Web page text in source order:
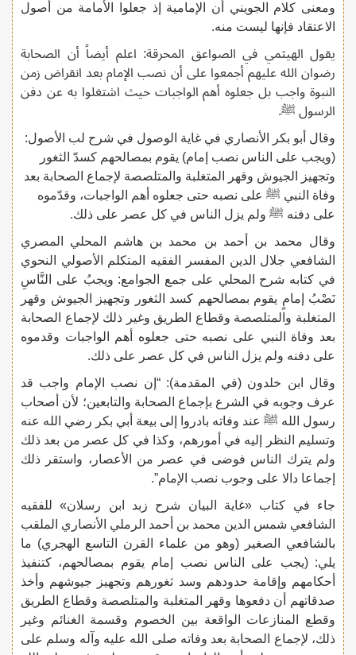
ومعنى كلام الجويني أن الإمامية إذ جعلوا الأمامة من أصول
الاعتقاد فإنها ليست منه.
يقول الهيثمي في الصواعق المحرقة: اعلم أيضاً أن الصحابة
رضوان الله عليهم أجمعوا على أن نصب الإمام بعد انقراض زمن
النبوة واجب بل جعلوه أهم الواجبات حيث اشتغلوا به عن دفن
الرسول ﷺ.
وقال أبو بكر الأنصاري في غاية الوصول في شرح لب الأصول:
(ويجب على الناس نصب إمام) يقوم بمصالحهم كسدّ الثغور
وتجهيز الجيوش وقهر المتغلبة والمتلصصة لإجماع الصحابة بعد
وفاة النبي ﷺ على نصبه حتى جعلوه أهم الواجبات، وقدّموه
على دفنه ﷺ ولم يزل الناس في كل عصر على ذلك.
وقال محمد بن أحمد بن محمد بن هاشم المحلي المصري
الشافعي جلال الدين المفسر الفقيه المتكلم الأصولي النحوي
في كتابه شرح المحلي على جمع الجوامع: ويجبُ على النَّاسِ
نَصْبُ إمامٍ يقوم بمصالحهم كسد الثغور وتجهيز الجيوش وقهر
المتغلبة والمتلصصة وقطاع الطريق وغير ذلك لإجماع الصحابة
بعد وفاة النبي على نصبه حتى جعلوه أهم الواجبات وقدموه
على دفنه ولم يزل الناس في كل عصر على ذلك.
وقال ابن خلدون (في المقدمة): “إن نصب الإمام واجب قد
عرف وجوبه في الشرع بإجماع الصحابة والتابعين؛ لأن أصحاب
رسول الله ﷺ عند وفاته بادروا إلى بيعة أبي بكر رضي الله عنه
وتسليم النظر إليه في أمورهم، وكذا في كل عصر من بعد ذلك
ولم يترك الناس فوضى في عصر من الأعصار، واستقر ذلك
إجماعا دالا على وجوب نصب الإمام”.
جاء في كتاب «غاية البيان شرح زبد ابن رسلان» للفقيه
الشافعي شمس الدين محمد بن أحمد الرملي الأنصاري الملقب
بالشافعي الصغير (وهو من علماء القرن التاسع الهجري) ما
يلي: (يجب على الناس نصب إمام يقوم بمصالحهم، كتنفيذ
أحكامهم وإقامة حدودهم وسد ثغورهم وتجهيز جيوشهم وأخذ
صدقاتهم أن دفعوها وقهر المتغلبة والمتلصصة وقطاع الطريق
وقطع المنازعات الواقعة بين الخصوم وقسمة الغنائم وغير
ذلك، لإجماع الصحابة بعد وفاته صلى الله عليه وآله وسلم على